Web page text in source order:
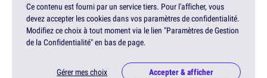
Ce contenu est fourni par un service tiers. Pour l'afficher, vous
devez accepter les cookies dans vos paramètres de confidentialité.
Modifiez ce choix à tout moment via le lien "Paramètres de Gestion
de la Confidentialité" en bas de page.
Gérer mes choix Accepter & afficher